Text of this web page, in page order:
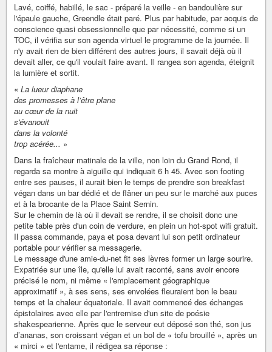
Lavé, coiffé, habillé, le sac - préparé la veille - en bandoulière sur
l'épaule gauche, Greendle était paré. Plus par habitude, par acquis de
conscience quasi obsessionnelle que par nécessité, comme si un
TOC, il vérifia sur son agenda virtuel le programme de la journée. Il
n'y avait rien de bien différent des autres jours, il savait déjà où il
devait aller, ce qu'il voulait faire avant. Il rangea son agenda, éteignit
la lumière et sortit.
« La lueur diaphane
des promesses à l’être plane
au cœur de la nuit
s'évanouit
dans la volonté
trop acérée... »
Dans la fraîcheur matinale de la ville, non loin du Grand Rond, il
regarda sa montre à aiguille qui indiquait 6 h 45. Avec son footing
entre ses pauses, il aurait bien le temps de prendre son breakfast
végan dans un bar dédié et de flâner un peu sur le marché aux puces
et à la brocante de la Place Saint Sernin.
Sur le chemin de là où il devait se rendre, il se choisit donc une
petite table près d'un coin de verdure, en plein un hot-spot wifi gratuit.
Il passa commande, paya et posa devant lui son petit ordinateur
portable pour vérifier sa messagerie.
Le message d'une amie-du-net fit ses lèvres former un large sourire.
Expatriée sur une île, qu'elle lui avait raconté, sans avoir encore
précisé le nom, ni même « l'emplacement géographique
approximatif », à ses sens, ses envolées fleuraient bon le beau
temps et la chaleur équatoriale. Il avait commencé des échanges
épistolaires avec elle par l'entremise d'un site de poésie
shakespearienne. Après que le serveur eut déposé son thé, son jus
d’ananas, son croissant végan et un bol de « tofu brouillé », après un
« mirci » et l'entame, il rédigea sa réponse :